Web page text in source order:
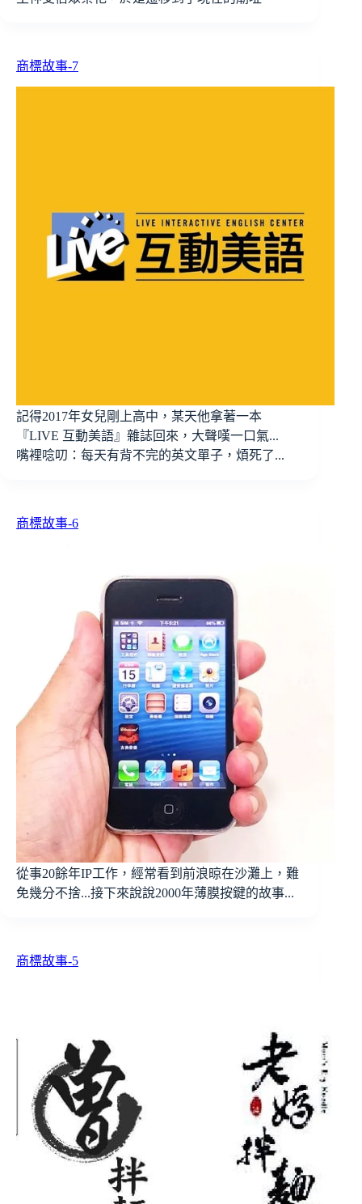
商標故事-7
記得2017年女兒剛上高中，某天他拿著一本
『LIVE 互動美語』雜誌回來，大聲嘆一口氣...
嘴裡唸叨：每天有背不完的英文單子，煩死了...
商標故事-6
從事20餘年IP工作，經常看到前浪晾在沙灘上，難
免幾分不捨...接下來說說2000年薄膜按鍵的故事...
商標故事-5